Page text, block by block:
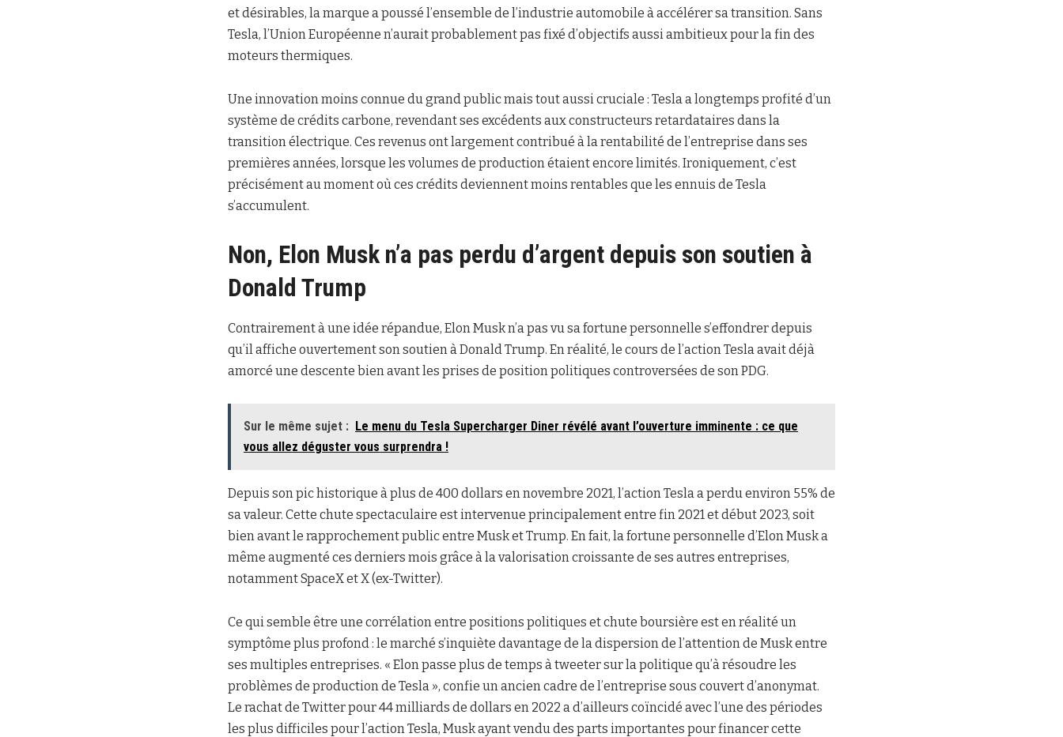
et désirables, la marque a poussé l’ensemble de l’industrie automobile à accélérer sa transition. Sans
Tesla, l’Union Européenne n’aurait probablement pas fixé d’objectifs aussi ambitieux pour la fin des
moteurs thermiques.
Une innovation moins connue du grand public mais tout aussi cruciale : Tesla a longtemps profité d’un
système de crédits carbone, revendant ses excédents aux constructeurs retardataires dans la
transition électrique. Ces revenus ont largement contribué à la rentabilité de l’entreprise dans ses
premières années, lorsque les volumes de production étaient encore limités. Ironiquement, c’est
précisément au moment où ces crédits deviennent moins rentables que les ennuis de Tesla
s’accumulent.
Non, Elon Musk n’a pas perdu d’argent depuis son soutien à
Donald Trump
Contrairement à une idée répandue, Elon Musk n’a pas vu sa fortune personnelle s’effondrer depuis
qu’il affiche ouvertement son soutien à Donald Trump. En réalité, le cours de l’action Tesla avait déjà
amorcé une descente bien avant les prises de position politiques controversées de son PDG.
Sur le même sujet : Le menu du Tesla Supercharger Diner révélé avant l’ouverture imminente : ce que
vous allez déguster vous surprendra !
Depuis son pic historique à plus de 400 dollars en novembre 2021, l’action Tesla a perdu environ 55% de
sa valeur. Cette chute spectaculaire est intervenue principalement entre fin 2021 et début 2023, soit
bien avant le rapprochement public entre Musk et Trump. En fait, la fortune personnelle d’Elon Musk a
même augmenté ces derniers mois grâce à la valorisation croissante de ses autres entreprises,
notamment SpaceX et X (ex-Twitter).
Ce qui semble être une corrélation entre positions politiques et chute boursière est en réalité un
symptôme plus profond : le marché s’inquiète davantage de la dispersion de l’attention de Musk entre
ses multiples entreprises. « Elon passe plus de temps à tweeter sur la politique qu’à résoudre les
problèmes de production de Tesla », confie un ancien cadre de l’entreprise sous couvert d’anonymat.
Le rachat de Twitter pour 44 milliards de dollars en 2022 a d’ailleurs coïncidé avec l’une des périodes
les plus difficiles pour l’action Tesla, Musk ayant vendu des parts importantes pour financer cette